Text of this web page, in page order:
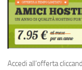
Accedi all’offerta